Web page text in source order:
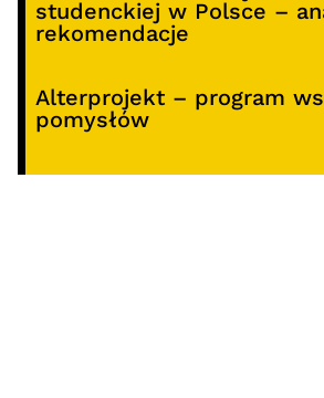
studenckiej w Polsce –
rekomendacje
Alterprojekt – program
pomysłów
Koncert z okazji 30-lecia